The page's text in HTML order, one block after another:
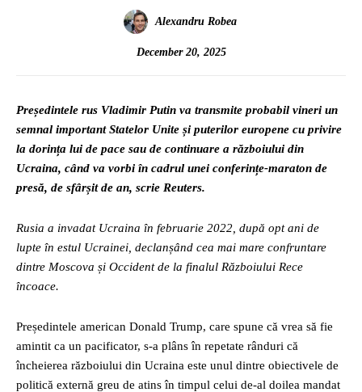
Alexandru Robea
December 20, 2025
Președintele rus Vladimir Putin va transmite probabil vineri un
semnal important Statelor Unite și puterilor europene cu privire
la dorința lui de pace sau de continuare a războiului din
Ucraina, când va vorbi în cadrul unei conferințe-maraton de
presă, de sfârșit de an, scrie Reuters.
Rusia a invadat Ucraina în februarie 2022, după opt ani de
lupte în estul Ucrainei, declanșând cea mai mare confruntare
dintre Moscova și Occident de la finalul Războiului Rece
încoace.
Președintele american Donald Trump, care spune că vrea să fie
amintit ca un pacificator, s-a plâns în repetate rânduri că
încheierea războiului din Ucraina este unul dintre obiectivele de
politică externă greu de atins în timpul celui de-al doilea mandat